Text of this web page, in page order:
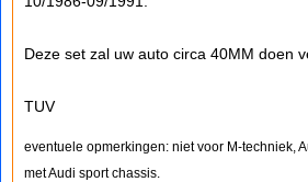
Deze set zal uw auto circa 40MM doen
TUV
eventuele opmerkingen: niet voor M-techniek,
met Audi sport chassis.